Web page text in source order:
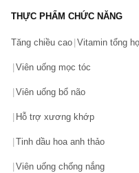
THỰC PHẨM CHỨC NĂNG
Tăng chiều cao Vitamin tổng
Viên uống mọc tóc
Viên uống bổ não
Hỗ trợ xương khớp
Tinh dầu hoa anh thảo
Viên uống chống nắng